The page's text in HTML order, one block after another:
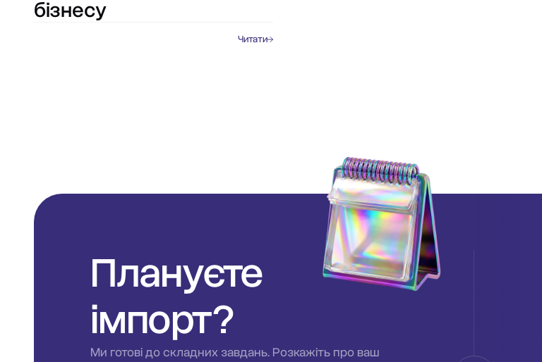
бізнесу
Читати
Плануєте
імпорт?
Ми готові до складних завдань. Розкажіть про ваш